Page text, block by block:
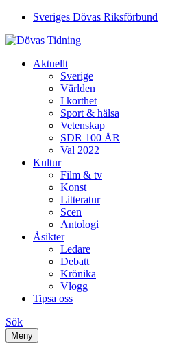
Sveriges Dövas Riksförbund
Aktuellt
Sverige
Världen
I korthet
Sport & hälsa
Vetenskap
SDR 100 ÅR
Val 2022
Kultur
Film & tv
Konst
Litteratur
Scen
Antologi
Åsikter
Ledare
Debatt
Krönika
Vlogg
Tipsa oss
Sök
Meny